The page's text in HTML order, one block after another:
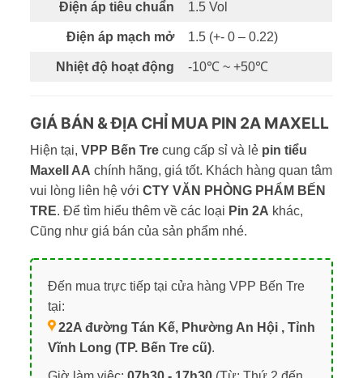
Điện áp tiêu chuẩn 1.5 Vol
Điện áp mạch mở 1.5 (+- 0 – 0.22)
Nhiệt độ hoạt động -10℃ ~ +50℃
GIÁ BÁN & ĐỊA CHỈ MUA PIN 2A MAXELL
Hiện tại, VPP Bến Trecung cấp sỉ và lẻ pin tiểu
Maxell AA chính hãng, giá tốt. Khách hàng quan tâm
vui lòng liên hệ với CTY VĂN PHÒNG PHẨM BẾN
TRE. Để tìm hiểu thêm về các loại Pin 2A khác,
Cũng như giá bán của sản phẩm nhé.
Đến mua trực tiếp tại cửa hàng VPP Bến Tre
tại:
22A đường Tán Kế, Phường An Hội , Tỉnh
Vĩnh Long (TP. Bến Tre cũ).